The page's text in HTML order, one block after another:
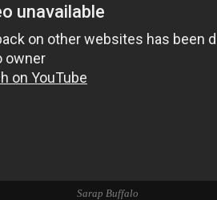
Sarap Buffalo